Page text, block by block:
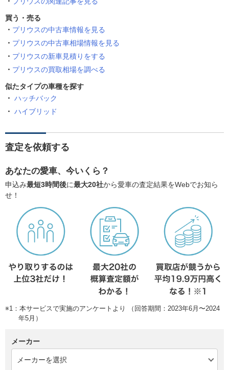
買う・売る
プリウスの中古車情報を見る
プリウスの中古車相場情報を見る
プリウスの新車見積りをする
プリウスの買取相場を調べる
似たタイプの車種を探す
ハッチバック
ハイブリッド
査定を依頼する
あなたの愛車、今いくら？
申込み最短3時間後に最大20社から愛車の査定結果をWebでお知ら
せ！
※1：本サービスで実施のアンケートより （回答期間：2023年6月〜2024
年5月）
メーカー